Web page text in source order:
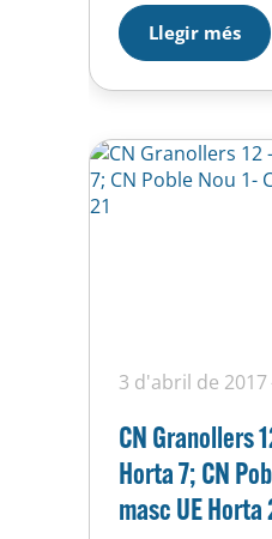
volgui apuntar, i
totes les edats.
els més
dinàmica de
Llegir més
3 d'abril de 2017
CN Granollers
Horta 7; CN
masc UE Horta